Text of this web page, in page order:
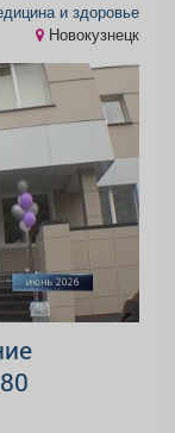
и здоровье
Новокузнецк